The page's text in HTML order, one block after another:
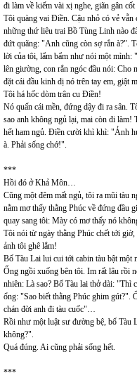
đi làm về kiếm vài xị nghe, giãn gân
Tôi quàng vai Điền. Cậu nhỏ có vẻ
những thứ liêu trai Bồ Tùng Linh nào
đứt quãng: "Anh cũng còn sợ rắn à?".
lời của tôi, lẩm bẩm như nói một mình:
lên giường, con rắn ngóc đầu nói: Cho
đặt cái đầu kinh dị nó trên tay em, giật
Tôi há hốc dòm trân cu Điền!
Nó quấn cái mền, đứng dậy đi ra sân.
sao anh không ngủ lại, mai còn đi làm!
hết ham ngủ. Điền cười khì khì: "Ảnh
à. Phải sống chớ!".
***
Hồi đó ở Khả Môn…
Cũng một đêm mất ngủ, tôi ra mũi tàu
nằm mơ thấy thằng Phúc về đứng đầu
quay sang tôi: Mày có mơ thấy nó
Tôi nói từ ngày thằng Phúc chết tới
ảnh tôi ghê lắm!
Bố Tàu Lai lui cui tới cabin tàu bật một
Ổng ngồi xuống bên tôi. Im rất lâu rồi
nhiên: Là sao? Bố Tàu lai thở dài: "Thì
ổng: "Sao biết thằng Phúc ghim gút?".
chán đời anh đi tàu cuốc"…
Rồi như một luật sư đường bệ, bố Tàu
không?".
Quá đúng. Ai cũng phải sống hết.
***